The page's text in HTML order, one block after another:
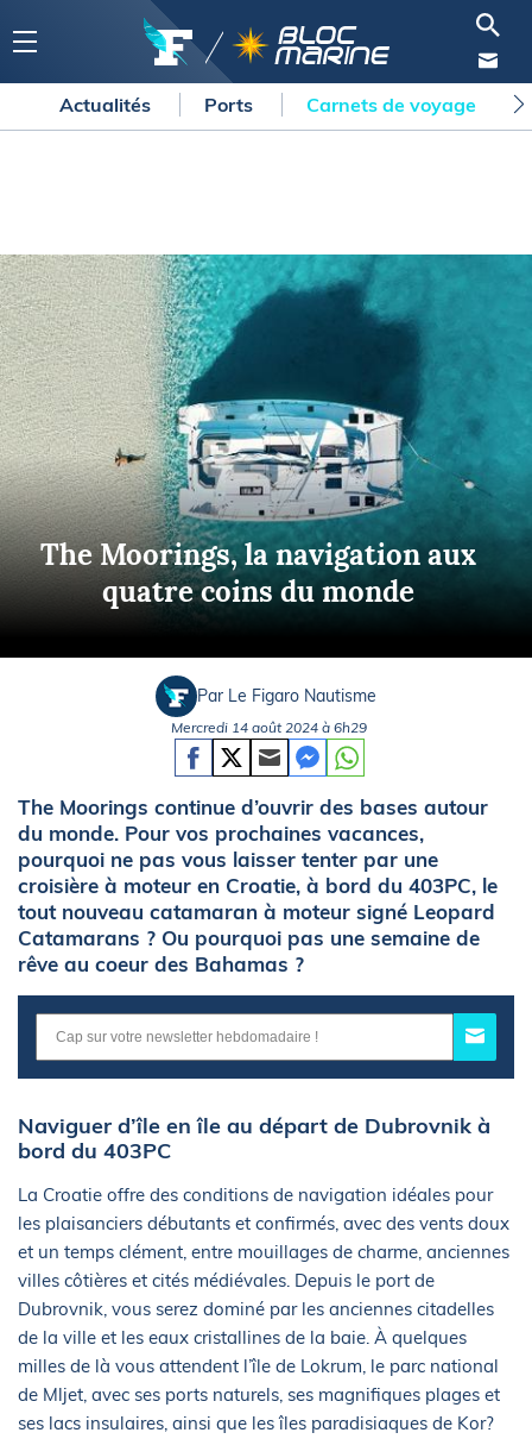
Actualités Ports Carnets de voyage
The Moorings, la navigation aux
quatre coins du monde
Par Le Figaro Nautisme
Mercredi 14 août 2024 à 6h29
The Moorings continue d’ouvrir des bases autour
du monde. Pour vos prochaines vacances,
pourquoi ne pas vous laisser tenter par une
croisière à moteur en Croatie, à bord du 403PC, le
tout nouveau catamaran à moteur signé Leopard
Catamarans ? Ou pourquoi pas une semaine de
rêve au coeur des Bahamas ?
Naviguer d’île en île au départ de Dubrovnik à
bord du 403PC
La Croatie offre des conditions de navigation idéales pour
les plaisanciers débutants et confirmés, avec des vents doux
et un temps clément, entre mouillages de charme, anciennes
villes côtières et cités médiévales. Depuis le port de
Dubrovnik, vous serez dominé par les anciennes citadelles
de la ville et les eaux cristallines de la baie. À quelques
milles de là vous attendent l’île de Lokrum, le parc national
de Mljet, avec ses ports naturels, ses magnifiques plages et
ses lacs insulaires, ainsi que les îles paradisiaques de Kor?